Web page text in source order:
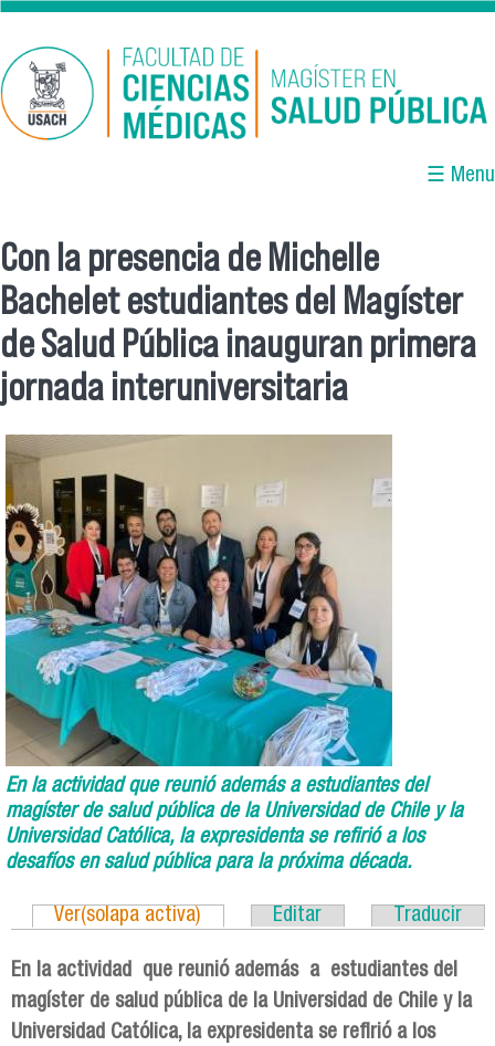
Pasar al contenido principal
☰ Menu
Se encuentra usted aquí
Con la presencia de Michelle
Bachelet estudiantes del Magíster
de Salud Pública inauguran primera
jornada interuniversitaria
En la actividad que reunió además a estudiantes del
magíster de salud pública de la Universidad de Chile y la
Universidad Católica, la expresidenta se refirió a los
desafíos en salud pública para la próxima década.
Ver(solapa activa) Editar Traducir
En la actividad que reunió además a estudiantes del
magíster de salud pública de la Universidad de Chile y la
Universidad Católica, la expresidenta se refirió a los